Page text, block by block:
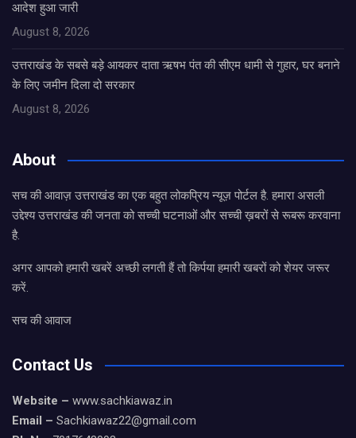
आदेश हुआ जारी
August 8, 2026
उत्तराखंड के सबसे बड़े आयकर दाता ऋषभ पंत की सीएम धामी से गुहार, घर बनाने
के लिए जमीन दिला दो सरकार
August 8, 2026
About
सच की आवाज़ उत्तराखंड का एक बहुत लोकप्रिय न्यूज़ पोर्टल है. हमारा असली
उद्देश्य उत्तराखंड की जनता को सच्ची घटनाओं और सच्ची ख़बरों से रूबरू करवाना
है.
अगर आपको हमारी खबरें अच्छी लगती हैं तो किर्पया हमारी खबरों को शेयर जरूर
करें.
सच की आवाज
Contact Us
Website – www.sachkiawaz.in
Email – Sachkiawaz22@gmail.com